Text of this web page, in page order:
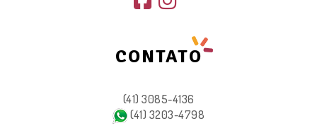
CONTATO
(41) 3085-4136
(41) 3203-4798